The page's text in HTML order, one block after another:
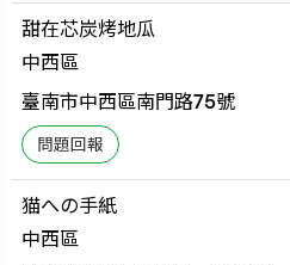
甜在芯炭烤地瓜
中西區
臺南市中西區南門路75號
猫への手紙
中西區